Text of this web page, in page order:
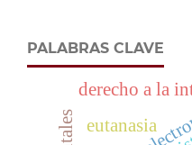
PALABRAS CLAVE
eutanasia
derecho a la